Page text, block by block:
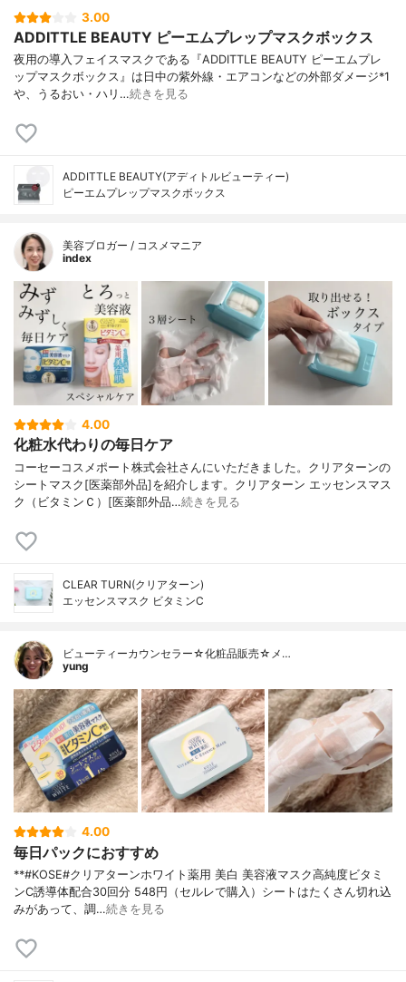
3.00
ADDITTLE BEAUTY ピーエムプレップマスクボックス
夜用の導入フェイスマスクである『ADDITTLE BEAUTY ピーエムプレ
ップマスクボックス』は日中の紫外線・エアコンなどの外部ダメージ*1
や、うるおい・ハリ…続きを見る
ADDITTLE BEAUTY(アディトルビューティー)
ピーエムプレップマスクボックス
美容ブロガー / コスメマニア
index
4.00
化粧水代わりの毎日ケア
コーセーコスメポート株式会社さんにいただきました。クリアターンの
シートマスク[医薬部外品]を紹介します。クリアターン エッセンスマス
ク（ビタミンＣ）[医薬部外品…続きを見る
CLEAR TURN(クリアターン)
エッセンスマスク ビタミンC
ビューティーカウンセラー☆化粧品販売☆メ…
yung
4.00
毎日パックにおすすめ
**#KOSE#クリアターンホワイト薬用 美白 美容液マスク高純度ビタミ
ンC誘導体配合⁡30回分 548円（セルレで購入）⁡シートはたくさん切れ込
みがあって、調…続きを見る